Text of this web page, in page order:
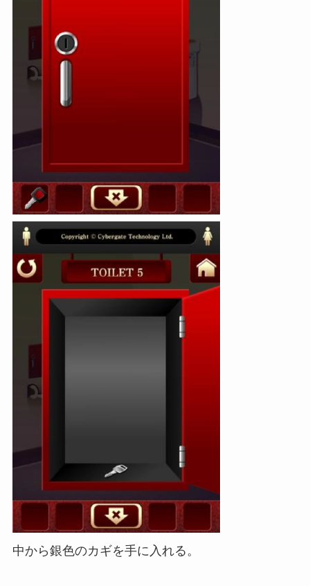
中から銀色のカギを手に入れる。